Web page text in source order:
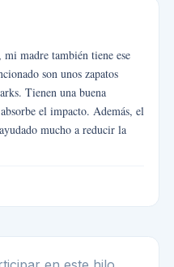
madre también tiene ese
son unos zapatos
Tienen una buena
el impacto. Además, el
mucho a reducir la